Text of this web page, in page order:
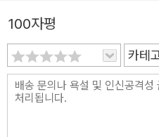
그런 특별한 힘을 가진 과학자
리로 우리에게 경고하고 있습니
된 지구적 재앙을 과학자들은
다. 지금 과학자들은 우리에게
에 접어들었다는 것, 이번 대멸
나, 1980년 첫 출간과 첫 방
한 최신 과학의 성과를 그의
직접 들을 수 없다는 아쉬움
작, 칼 세이건의 후계자를 자
여럿 등장했지만 독자들의
100자평
카테